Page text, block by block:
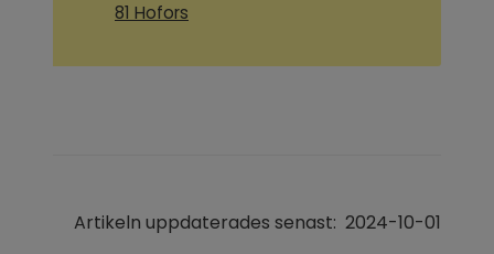
81 Hofors
Artikeln uppdaterades senast: 2024-10-01